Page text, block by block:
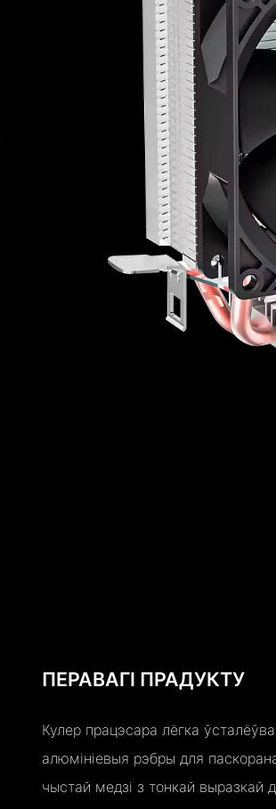
ПЕРАВАГІ ПРАДУКТУ
Кулер працэсара лёгка
алюмініевыя рэбры для
чыстай медзі з тонкай выразкай